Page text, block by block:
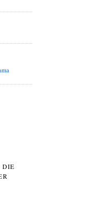
DIE